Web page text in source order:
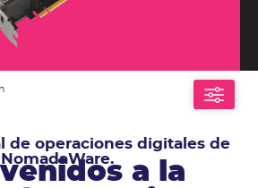
de operaciones digitales de
NomadaWare.
a la